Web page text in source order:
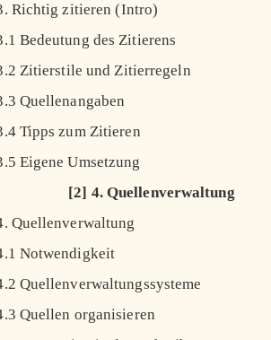
Richtig zitieren (Intro)
Bedeutung des Zitierens
Zitierstile und Zitierregeln
Quellenangaben
Tipps zum Zitieren
Eigene Umsetzung
[2] 4. Quellenverwaltung
Quellenverwaltung
Notwendigkeit
Quellenverwaltungssysteme
Quellen organisieren